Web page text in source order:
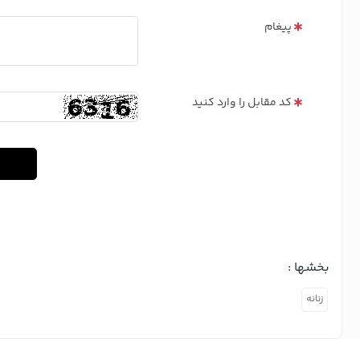
پیغام
کد مقابل را وارد کنید
بخشها :
زنانه